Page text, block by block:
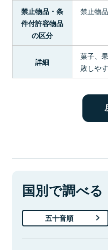
禁止物品・条
件付許容物品
の区分
禁止物品
詳細
菓子、
敗しや
国別で調べる
五十音順